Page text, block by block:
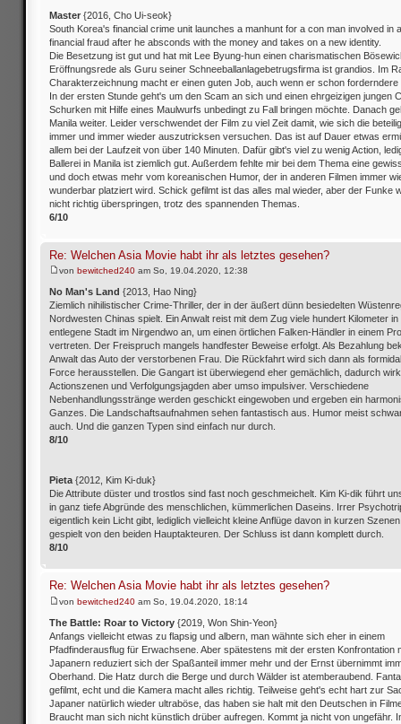
Master {2016, Cho Ui-seok}
South Korea's financial crime unit launches a manhunt for a con man involved in
financial fraud after he absconds with the money and takes on a new identity.
Die Besetzung ist gut und hat mit Lee Byung-hun einen charismatischen
Eröffnungsrede als Guru seiner Schneeballanlagebetrugsfirma ist grandios. Im
Charakterzeichnung macht er einen guten Job, auch wenn er schon forderndere
In der ersten Stunde geht's um den Scam an sich und einen ehrgeizigen jungen
Schurken mit Hilfe eines Maulwurfs unbedingt zu Fall bringen möchte. Danach
Manila weiter. Leider verschwendet der Film zu viel Zeit damit, wie sich die
immer und immer wieder auszutricksen versuchen. Das ist auf Dauer etwas
allem bei der Laufzeit von über 140 Minuten. Dafür gibt's viel zu wenig Action,
Ballerei in Manila ist ziemlich gut. Außerdem fehlte mir bei dem Thema eine
und doch etwas mehr vom koreanischen Humor, der in anderen Filmen immer
wunderbar platziert wird. Schick gefilmt ist das alles mal wieder, aber der Funke
nicht richtig überspringen, trotz des spannenden Themas.
6/10
Re: Welchen Asia Movie habt ihr als letztes gesehen?
von bewitched240 am So, 19.04.2020, 12:38
No Man's Land {2013, Hao Ning}
Ziemlich nihilistischer Crime-Thriller, der in der äußert dünn besiedelten
Nordwesten Chinas spielt. Ein Anwalt reist mit dem Zug viele hundert Kilometer in
entlegene Stadt im Nirgendwo an, um einen örtlichen Falken-Händler in einem
vertreten. Der Freispruch mangels handfester Beweise erfolgt. Als Bezahlung
Anwalt das Auto der verstorbenen Frau. Die Rückfahrt wird sich dann als
Force herausstellen. Die Gangart ist überwiegend eher gemächlich, dadurch
Actionszenen und Verfolgungsjagden aber umso impulsiver. Verschiedene
Nebenhandlungsstränge werden geschickt eingewoben und ergeben ein
Ganzes. Die Landschaftsaufnahmen sehen fantastisch aus. Humor meist
auch. Und die ganzen Typen sind einfach nur durch.
8/10
Pieta{2012, Kim Ki-duk}
Die Attribute düster und trostlos sind fast noch geschmeichelt. Kim Ki-dik führt
in ganz tiefe Abgründe des menschlichen, kümmerlichen Daseins. Irrer
eigentlich kein Licht gibt, lediglich vielleicht kleine Anflüge davon in kurzen
gespielt von den beiden Hauptakteuren. Der Schluss ist dann komplett durch.
8/10
Re: Welchen Asia Movie habt ihr als letztes gesehen?
von bewitched240 am So, 19.04.2020, 18:14
The Battle: Roar to Victory {2019, Won Shin-Yeon}
Anfangs vielleicht etwas zu flapsig und albern, man wähnte sich eher in einem
Pfadfinderausflug für Erwachsene. Aber spätestens mit der ersten Konfrontation
Japanern reduziert sich der Spaßanteil immer mehr und der Ernst übernimmt
Oberhand. Die Hatz durch die Berge und durch Wälder ist atemberaubend.
gefilmt, echt und die Kamera macht alles richtig. Teilweise geht's echt hart zur
Japaner natürlich wieder ultraböse, das haben sie halt mit den Deutschen in
Braucht man sich nicht künstlich drüber aufregen. Kommt ja nicht von ungefähr.